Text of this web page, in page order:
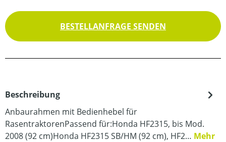
BESTELLANFRAGE SENDEN
Beschreibung
Anbaurahmen mit Bedienhebel für
RasentraktorenPassend für:Honda HF2315, bis Mod.
2008 (92 cm)Honda HF2315 SB/HM (92 cm), HF2… Mehr